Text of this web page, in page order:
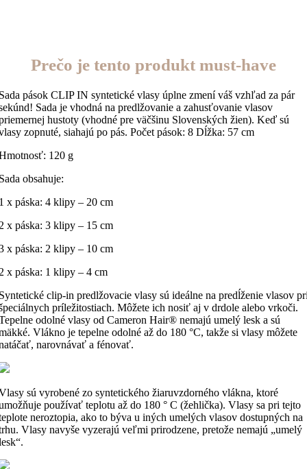
Prečo je tento produkt must-have
pások CLIP IN syntetické vlasy úplne zmení váš vzhľad za pár
Sada je vhodná na predlžovanie a zahusťovanie vlasov
hustoty (vhodné pre väčšinu Slovenských žien). Keď sú
zopnuté, siahajú po pás. Počet pások: 8 Dĺžka: 57 cm
120 g
obsahuje:
x páska: 4 klipy – 20 cm
x páska: 3 klipy – 15 cm
x páska: 2 klipy – 10 cm
x páska: 1 klipy – 4 cm
clip-in predlžovacie vlasy sú ideálne na predĺženie vlasov
príležitostiach. Môžete ich nosiť aj v drdole alebo vrkoči.
odolné vlasy od Cameron Hair® nemajú umelý lesk a sú
Vlákno je tepelne odolné až do 180 °C, takže si vlasy môžete
narovnávať a fénovať.
sú vyrobené zo syntetického žiaruvzdorného vlákna, ktoré
používať teplotu až do 180 ° C (žehlička). Vlasy sa pri tejto
neroztopia, ako to býva u iných umelých vlasov dostupných na
Vlasy navyše vyzerajú veľmi prirodzene, pretože nemajú „umelý